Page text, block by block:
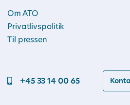
Om ATO
Privatlivspolitik
Til pressen
+45 33 14 00 65